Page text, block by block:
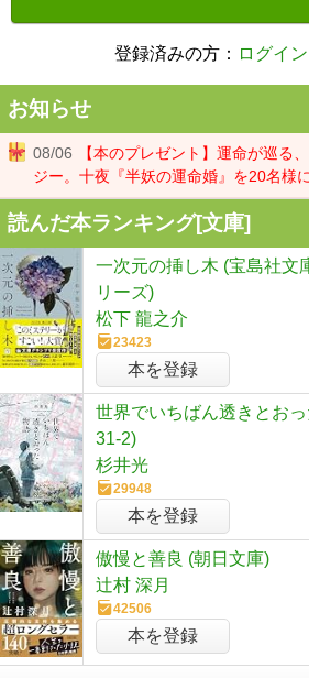
登録済みの方： ログイ
お知らせ
08/06
【本のプレゼント】運命が巡る
ジー。十夜『半妖の運命婚』を20名様に
読んだ本ランキング[文庫]
一次元の挿し木 (宝島社文
リーズ)
松下 龍之介
23423
本を登録
世界でいちばん透きとお
31-2)
杉井光
29948
本を登録
傲慢と善良 (朝日文庫)
辻村 深月
42506
本を登録